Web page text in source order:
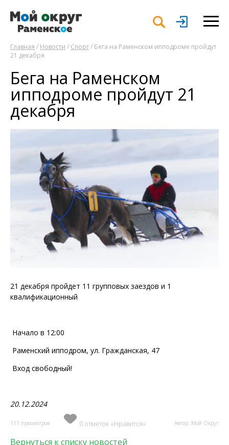
Главная / Новости / Спорт/ Бега на Раменском ипподроме пройдут
21 декабря
Бега на Раменском
ипподроме пройдут 21
декабря
21 декабря пройдет 11 групповых заездов и 1
квалификационный
Начало в 12:00
Раменский ипподром, ул. Гражданская, 47
Вход свободный!
20.12.2024
111 просмотров 0 отметок «Нравится» Автор: Мой Округ
Вернуться к списку новостей